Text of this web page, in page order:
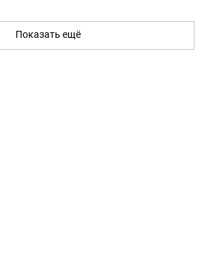
Показать ещё